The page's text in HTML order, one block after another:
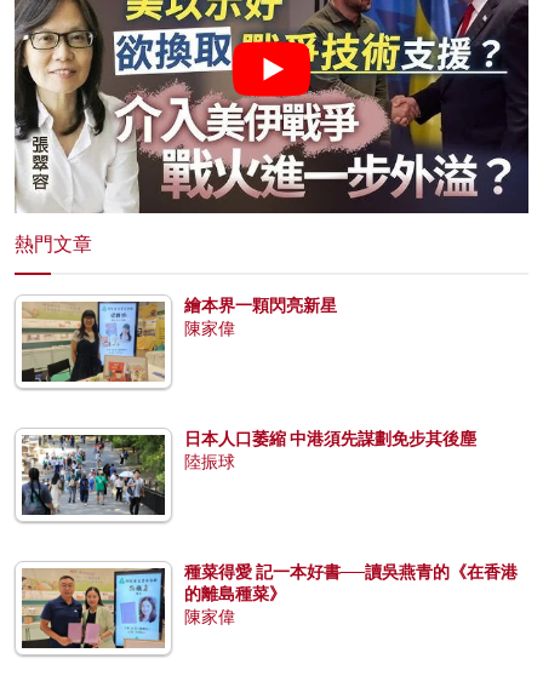
熱門文章
繪本界一顆閃亮新星
陳家偉
日本人口萎縮 中港須先謀劃免步其後塵
陸振球
種菜得愛 記一本好書──讀吳燕青的《在香港
的離島種菜》
陳家偉